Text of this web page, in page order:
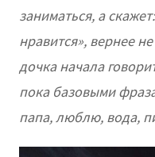
заниматься, а
нравится», вернее
дочка начала
пока базовыми
папа, люблю, вода,